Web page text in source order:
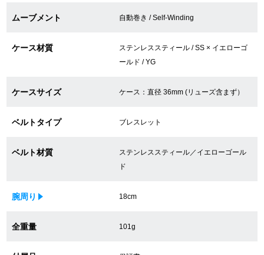
75%以上保証！中古商品高価買戻し
修理・メンテンナンスについて
オーバーホールについて
外装仕上げについて
ムーブメント 自動巻き / Self-Winding
ケース材質
ステンレススティール / SS × イエローゴ
ールド / YG
ケースサイズ ケース：直径 36mm (リューズ含まず）
ベルトタイプ ブレスレット
ベルト材質
ステンレススティール／イエローゴール
ド
腕周り 18cm
全重量 101g